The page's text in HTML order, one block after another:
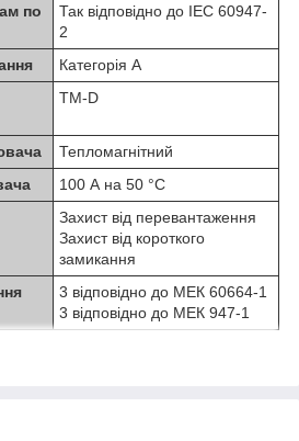
по
Так відповідно до IEC 60947-
2
Категорія A
TM-D
Тепломагнітний
100 А на 50 °C
Захист від перевантаження
Захист від короткого
замикання
3 відповідно до МЕК 60664-1
3 відповідно до МЕК 947-1